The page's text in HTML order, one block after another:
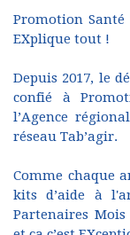
Promotion Santé
EXplique tout !
Depuis 2017, le
confié à
l’Agence
réseau Tab’agir.
Comme chaque
kits d’aide à
Partenaires